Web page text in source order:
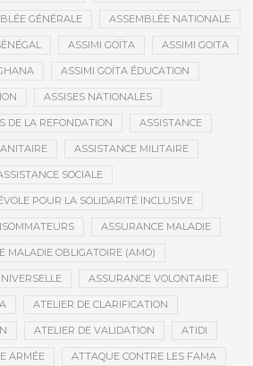
GÉNÉRALE ASSEMBLÉE NATIONALE
ASSIMI GOÏTA ASSIMI GOITA
ASSIMI GOÏTA ÉDUCATION
ASSISES NATIONALES
DE LA REFONDATION ASSISTANCE
ASSISTANCE MILITAIRE
SOCIALE
POUR LA SOLIDARITÉ INCLUSIVE
ASSURANCE MALADIE
MALADIE OBLIGATOIRE (AMO)
ASSURANCE VOLONTAIRE
ATELIER DE CLARIFICATION
ATELIER DE VALIDATION ATIDI
ARMÉE ATTAQUE CONTRE LES FAMA